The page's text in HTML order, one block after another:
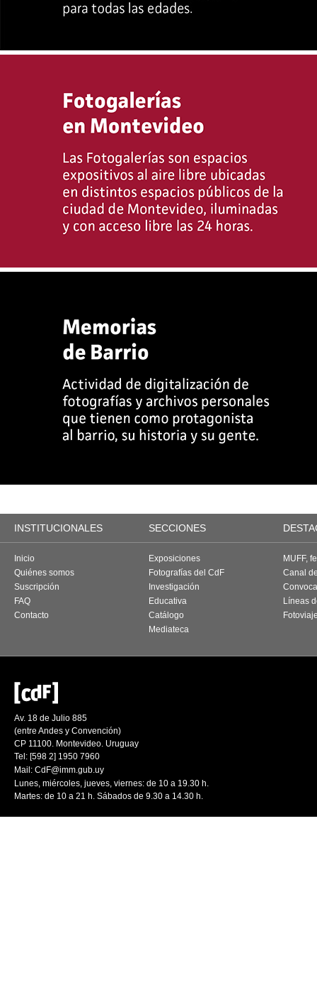
INSTITUCIONALES SECCIONES
Inicio
Quiénes somos
Suscripción
FAQ
Contacto
Exposiciones
Fotografías del CdF
Investigación
Educativa
Catálogo
Mediateca
MUFF,
Canal
Líneas
Av. 18 de Julio 885
(entre Andes y Convención)
CP 11100. Montevideo. Uruguay
Tel: [598 2] 1950 7960
Mail: CdF@imm.gub.uy
Lunes, miércoles, jueves, viernes: de 10 a 19.30 h.
Martes: de 10 a 21 h. Sábados de 9.30 a 14.30 h.